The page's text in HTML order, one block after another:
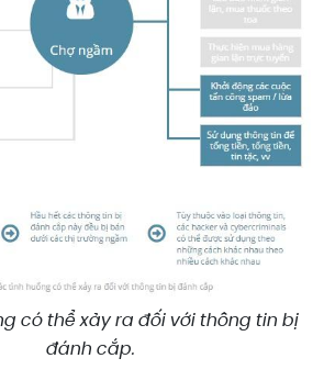
có thể xảy ra đối với thông tin bị
đánh cắp.